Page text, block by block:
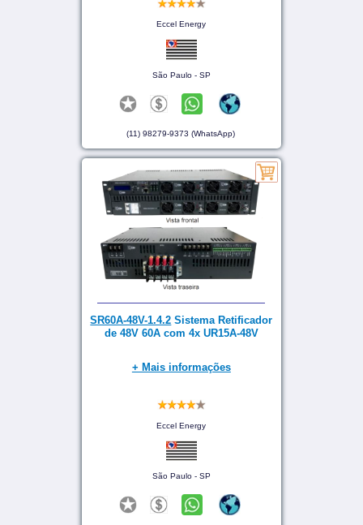
Eccel Energy
São Paulo - SP
(11) 98279-9373 (WhatsApp)
SR60A-48V-1.4.2 Sistema Retificador
de 48V 60A com 4x UR15A-48V
+ Mais informações
Eccel Energy
São Paulo - SP